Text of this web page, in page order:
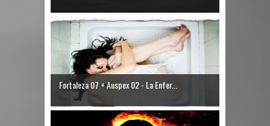
Fortaleza 07 + Auspex 02 - La Enfer...